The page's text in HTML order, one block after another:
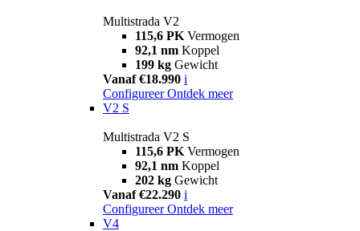
Multistrada V2
115,6 PK Vermogen
92,1 nm Koppel
199 kg Gewicht
Vanaf €18.990 i
Configureer Ontdek meer
V2 S
Multistrada V2 S
115,6 PK Vermogen
92,1 nm Koppel
202 kg Gewicht
Vanaf €22.290 i
Configureer Ontdek meer
V4